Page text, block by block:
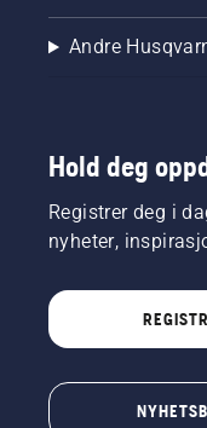
Andre
Hold deg
Registrer deg i
nyheter,